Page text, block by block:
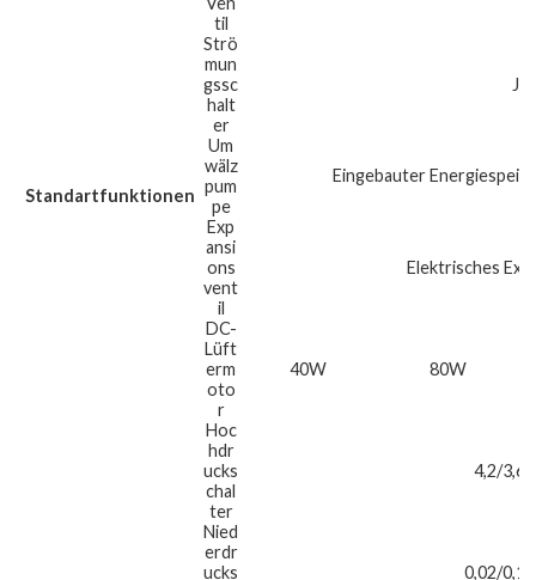
Standartfunktionen
til
Strö
mun
gssc
halt
er
Ja
Um
wälz
pum
pe
Eingebauter
Exp
ansi
ons
vent
il
Elektrisches
DC-
Lüft
erm
oto
r
40W 80W
Hoc
hdr
ucks
chal
ter
4,2/3,6
Nied
erdr
ucks
0,02/